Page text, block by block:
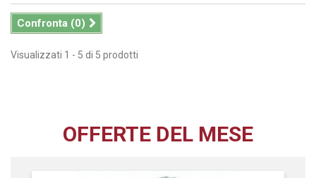
Confronta (0)
Visualizzati 1 - 5 di 5 prodotti
OFFERTE DEL MESE